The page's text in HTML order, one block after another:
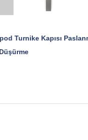
Turnike Kapısı